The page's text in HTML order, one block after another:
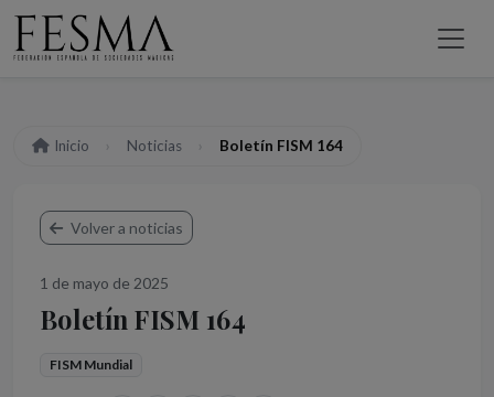
Inicio Noticias Boletín FISM 164
Volver a noticias
1 de mayo de 2025
Boletín FISM 164
FISM Mundial